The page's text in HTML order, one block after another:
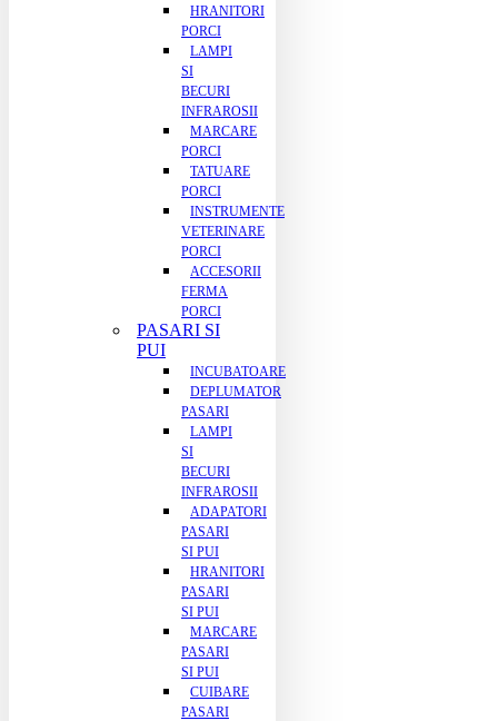
HRANITORI
PORCI
LAMPI
SI
BECURI
INFRAROSII
MARCARE
PORCI
TATUARE
PORCI
INSTRUMENTE
VETERINARE
PORCI
ACCESORII
FERMA
PORCI
PASARI SI
PUI
INCUBATOARE
DEPLUMATOR
PASARI
LAMPI
SI
BECURI
INFRAROSII
ADAPATORI
PASARI
SI PUI
HRANITORI
PASARI
SI PUI
MARCARE
PASARI
SI PUI
CUIBARE
PASARI